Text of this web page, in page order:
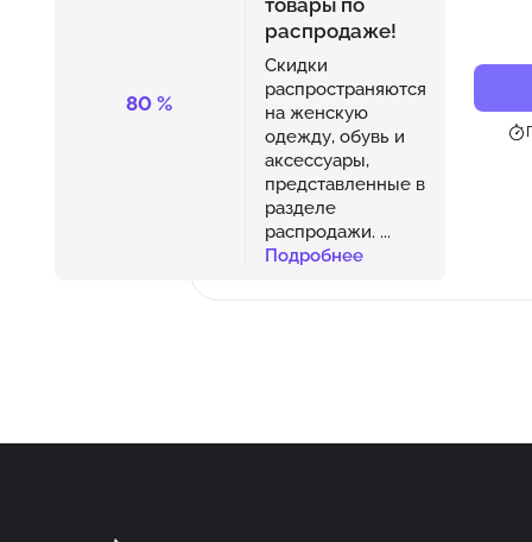
80 %
распродаже!
Скидки
распространяются
на женскую
одежду, обувь и
аксессуары,
представленные в
разделе
распродажи. ...
Подробнее